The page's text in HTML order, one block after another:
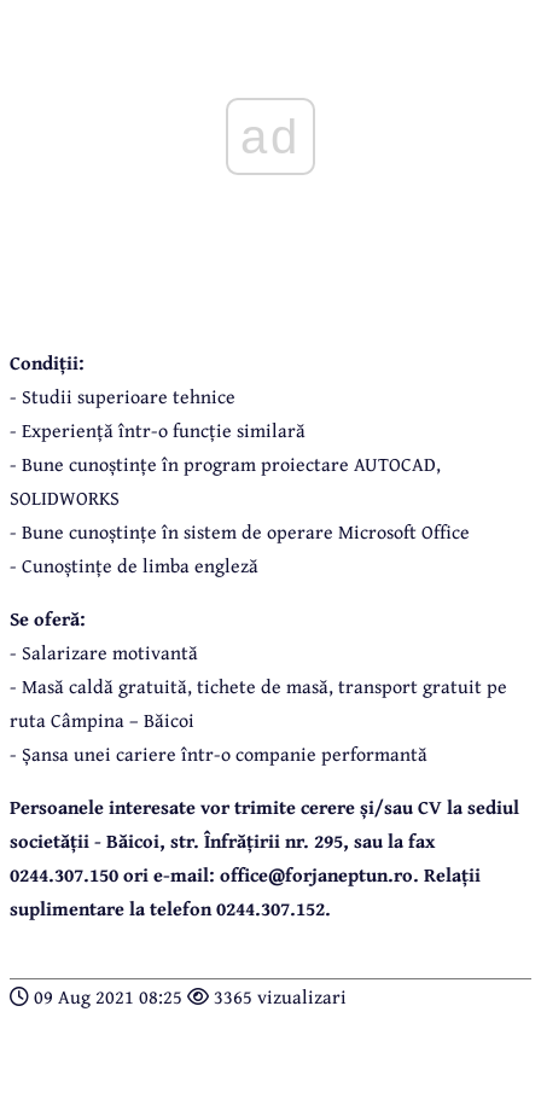
ad
Condiții:
- Studii superioare tehnice
- Experiență într-o funcție similară
- Bune cunoștințe în program proiectare AUTOCAD,
SOLIDWORKS
- Bune cunoștințe în sistem de operare Microsoft Office
- Cunoștințe de limba engleză
Se oferă:
- Salarizare motivantă
- Masă caldă gratuită, tichete de masă, transport gratuit pe
ruta Câmpina – Băicoi
- Șansa unei cariere într-o companie performantă
Persoanele interesate vor trimite cerere și/sau CV la sediul
societății - Băicoi, str. Înfrățirii nr. 295, sau la fax
0244.307.150 ori e-mail: office@forjaneptun.ro. Relații
suplimentare la telefon 0244.307.152.
09 Aug 2021 08:25 3365 vizualizari